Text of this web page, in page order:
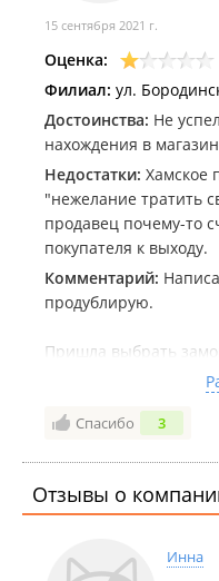
15 сентября 2021 г.
Оценка:
Филиал: ул.
Достоинства: Не
нахождения в
Недостатки: Хамское
"нежелание тратить
продавец почему-то
покупателя к выходу.
Комментарий:
продублирую.
Пришла выбрать
примерные цены
меня вытолкала из
туалет и раз я не
Спасибо 3
Отзывы о
Инна